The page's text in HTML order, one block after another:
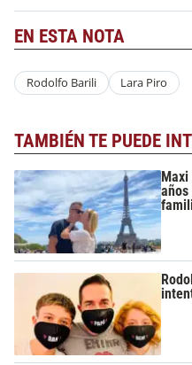
EN ESTA NOTA
Rodolfo Barili Lara Piro
TAMBIÉN TE PUEDE